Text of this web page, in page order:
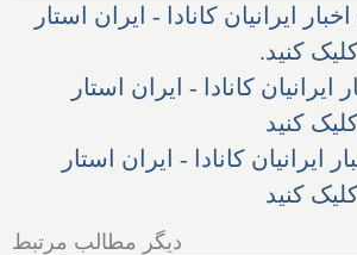
ایرانیان کانادا - ایران استار
کلیک کنید.
ایرانیان کانادا - ایران استار
کلیک کنید
ایرانیان کانادا - ایران استار
کلیک کنید
دیگر مطالب مرتبط